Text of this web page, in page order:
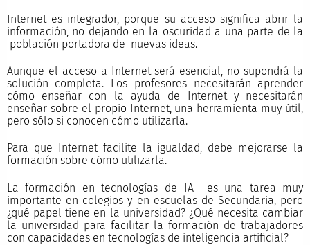
Internet es integrador, porque su acceso significa abrir la
información, no dejando en la oscuridad a una parte de la
población portadora de nuevas ideas.
Aunque el acceso a Internet será esencial, no supondrá la
solución completa. Los profesores necesitarán aprender
cómo enseñar con la ayuda de Internet y necesitarán
enseñar sobre el propio Internet, una herramienta muy útil,
pero sólo si conocen cómo utilizarla.
Para que Internet facilite la igualdad, debe mejorarse la
formación sobre cómo utilizarla.
La formación en tecnologías de IA es una tarea muy
importante en colegios y en escuelas de Secundaria, pero
¿qué papel tiene en la universidad? ¿Qué necesita cambiar
la universidad para facilitar la formación de trabajadores
con capacidades en tecnologías de inteligencia artificial?